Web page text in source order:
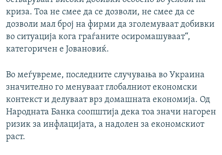
криза. Тоа не смее да се дозволи, не смее да се
дозволи мал број на фирми да зголемуваат добивки
во ситуација кога граѓаните осиромашуваат“,
категоричен е Јовановиќ.
Во меѓувреме, последните случувања во Украина
значително го менуваат глобалниот економски
контекст и делуваат врз домашната економија. Од
Народната Банка соопштија дека тоа значи нагорен
ризик за инфлацијата, а надолен за економскиот
раст.